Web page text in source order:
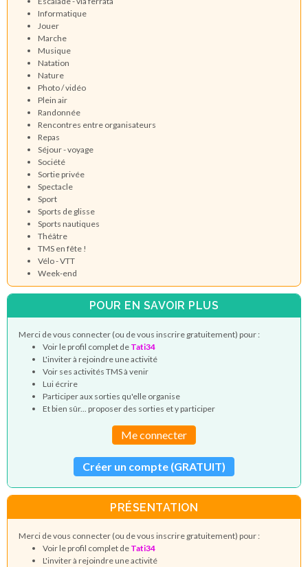
Informatique
Jouer
Marche
Musique
Natation
Nature
Photo / vidéo
Plein air
Randonnée
Rencontres entre organisateurs
Repas
Séjour - voyage
Société
Sortie privée
Spectacle
Sport
Sports de glisse
Sports nautiques
Théâtre
TMS en fête !
Vélo - VTT
Week-end
POUR EN SAVOIR PLUS
Merci de vous connecter (ou de vous inscrire gratuitement) pour :
Voir le profil complet de Tati34
L'inviter à rejoindre une activité
Voir ses activités TMS à venir
Lui écrire
Participer aux sorties qu'elle organise
Et bien sûr... proposer des sorties et y participer
Me connecter
Créer un compte (GRATUIT)
PRÉSENTATION
Merci de vous connecter (ou de vous inscrire gratuitement) pour :
Voir le profil complet de Tati34
L'inviter à rejoindre une activité